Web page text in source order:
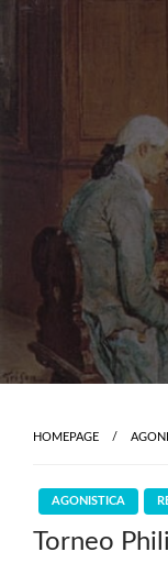
Skip
content
HOMEPAGE
AGONISTICA
Torneo